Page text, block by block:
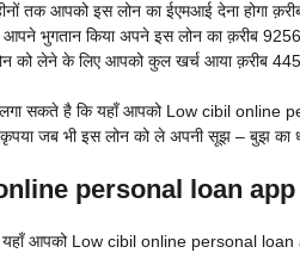
तक आपको इस लोन का ईएमआई देना होगा
आपने भुगतान किया अपने इस लोन का क़रीब
को लेने के लिए आपको कुल खर्च आया क़रीब
सकते है कि यहाँ आपको Low cibil online
कृपया जब भी इस लोन को ले अपनी सूझ – बुझ का
personal loan app
आपको Low cibil online personal loan